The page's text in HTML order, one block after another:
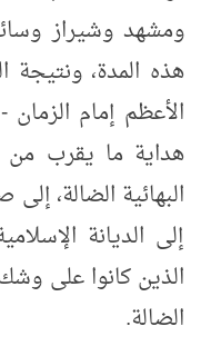
ومشهد وشيراز
هذه المدة، ونتيجة
الأعظم إمام
البهائية الضالة،
إلى الديانة
الذين كانوا على
الضالة.